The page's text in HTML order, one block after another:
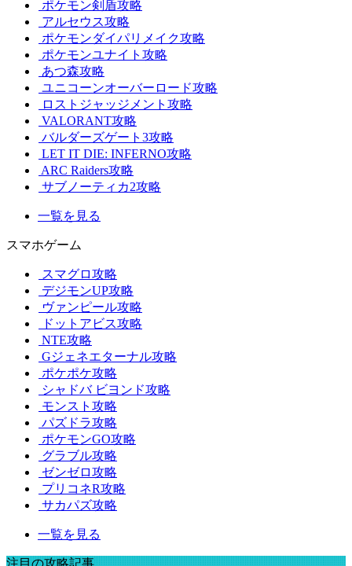
ポケモン剣盾攻略
アルセウス攻略
ポケモンダイパリメイク攻略
ポケモンユナイト攻略
あつ森攻略
ユニコーンオーバーロード攻略
ロストジャッジメント攻略
VALORANT攻略
バルダーズゲート3攻略
LET IT DIE: INFERNO攻略
ARC Raiders攻略
サブノーティカ2攻略
一覧を見る
スマホゲーム
スマグロ攻略
デジモンUP攻略
ヴァンピール攻略
ドットアビス攻略
NTE攻略
Gジェネエターナル攻略
ポケポケ攻略
シャドバ ビヨンド攻略
モンスト攻略
パズドラ攻略
ポケモンGO攻略
グラブル攻略
ゼンゼロ攻略
プリコネR攻略
サカパズ攻略
一覧を見る